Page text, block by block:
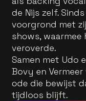
de Nijs zelf.
voorgrond met
shows, waarmee
veroverde.
Samen met Udo
Bovy en
ode die bewijst
tijdloos blijft.